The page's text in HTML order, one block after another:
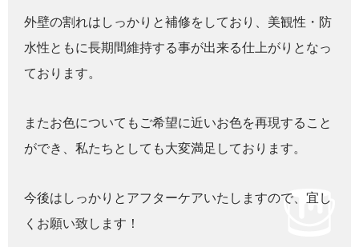
外壁の割れはしっかりと補修をしており、美観性・防
水性ともに長期間維持する事が出来る仕上がりとなっ
ております。
またお色についてもご希望に近いお色を再現すること
ができ、私たちとしても大変満足しております。
今後はしっかりとアフターケアいたしますので、宜し
くお願い致します！